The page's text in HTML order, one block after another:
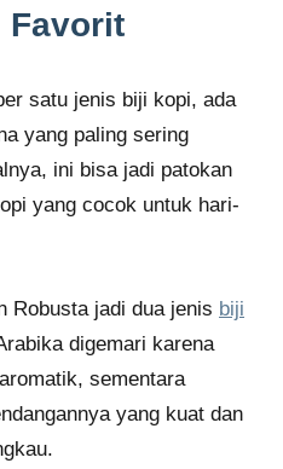
Favorit
satu jenis biji kopi, ada
yang paling sering
ini bisa jadi patokan
yang cocok untuk hari-
Robusta jadi dua jenis biji
digemari karena
sementara
yang kuat dan